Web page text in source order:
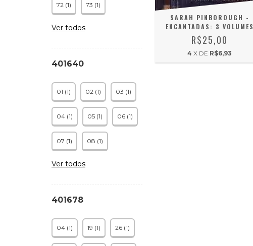
72 (1) 73 (1)
Ver todos
401640
01 (1) 02 (1) 03 (1)
04 (1) 05 (1) 06 (1)
07 (1) 08 (1)
Ver todos
401678
04 (1) 19 (1) 26 (1)
SARAH PINBOROUGH -
ENCANTADAS: 3 VOLUMES
R$25,00
4 X DE R$6,93